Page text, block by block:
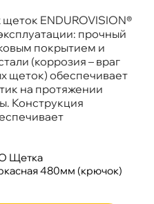
ENDUROVISION®
прочный
покрытием и
(коррозия – вра
щеток) обеспечивает
на протяжении
Конструкция
Щетка
480мм (крючок)